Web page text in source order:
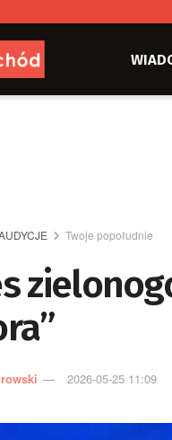
Twoje popołudnie
2026-05-25 11:09